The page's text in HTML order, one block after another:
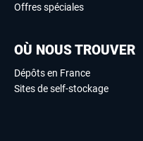
Offres spéciales
OÙ NOUS TROUVER
Dépôts en France
Sites de self-stockage